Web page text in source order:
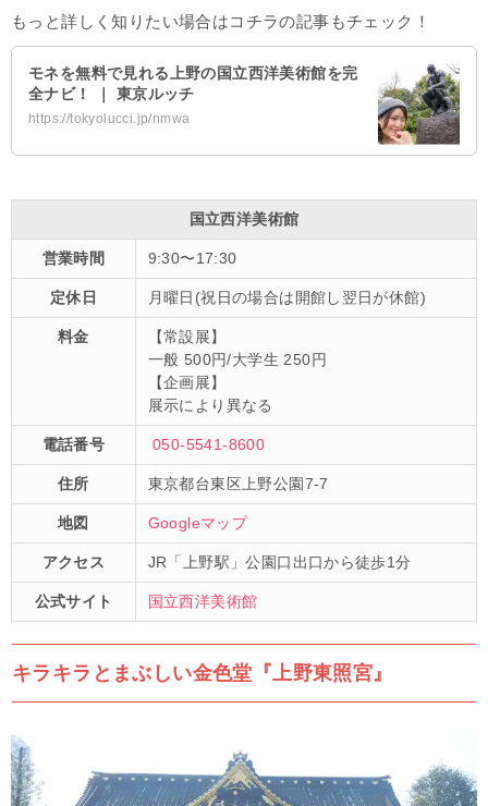
もっと詳しく知りたい場合はコチラの記事もチェック！
モネを無料で見れる上野の国立西洋美術館を完
全ナビ！ ｜ 東京ルッチ
https://tokyolucci.jp/nmwa
国立西洋美術館
営業時間 9:30〜17:30
定休日 月曜日(祝日の場合は開館し翌日が休館)
料金
【常設展】
一般 500円/大学生 250円
【企画展】
展示により異なる
電話番号 050-5541-8600
住所 東京都台東区上野公園7-7
地図 Googleマップ
アクセス JR「上野駅」公園口出口から徒歩1分
公式サイト 国立西洋美術館
キラキラとまぶしい金色堂『上野東照宮』